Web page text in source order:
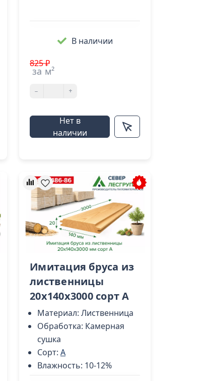
В наличии
825 ₽
за м²
- +
Нет в
наличии
Имитация бруса из
лиственницы
20x140х3000 cорт А
Материал: Лиственница
Обработка: Камерная
сушка
Сорт: A
Влажность: 10-12%